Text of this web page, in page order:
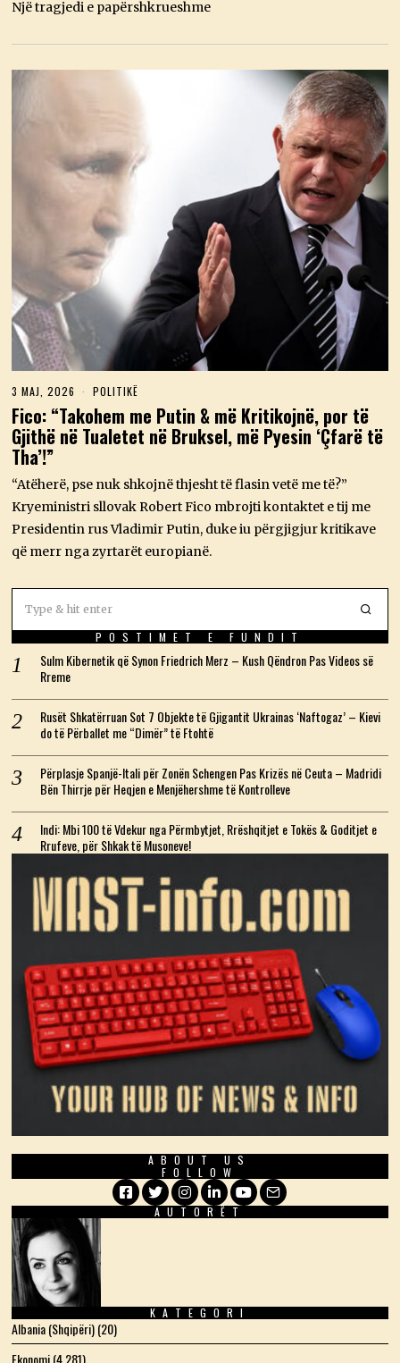
2
6
Një tragjedi e papërshkrueshme
3 MAJ, 2026
M
A
J
,
2
6
POLITIKË
Fico: “Takohem me Putin & më Kritikojnë, por të
Gjithë në Tualetet në Bruksel, më Pyesin ‘Çfarë të
Tha’!”
“Atëherë, pse nuk shkojnë thjesht të flasin vetë me të?”
Kryeministri sllovak Robert Fico mbrojti kontaktet e tij me
Presidentin rus Vladimir Putin, duke iu përgjigjur kritikave
që merr nga zyrtarët europianë.
POSTIMET E FUNDIT
Sulm Kibernetik që Synon Friedrich Merz – Kush Qëndron Pas Videos së
Rreme
Rusët Shkatërruan Sot 7 Objekte të Gjigantit Ukrainas ‘Naftogaz’ – Kievi
do të Përballet me “Dimër” të Ftohtë
Përplasje Spanjë-Itali për Zonën Schengen Pas Krizës në Ceuta – Madridi
Bën Thirrje për Heqjen e Menjëhershme të Kontrolleve
Indi: Mbi 100 të Vdekur nga Përmbytjet, Rrëshqitjet e Tokës & Goditjet e
Rrufeve, për Shkak të Musoneve!
ABOUT US
FOLLOW
Facebook
TwitterInstagram
LinkedIn
YouTube
Email
AUTORËT
KATEGORI
Albania (Shqipëri)(20)